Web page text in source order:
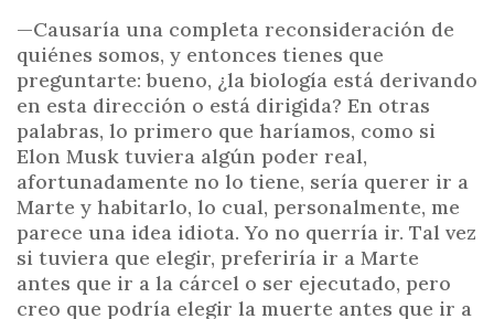
—Causaría una completa reconsideración de
quiénes somos, y entonces tienes que
preguntarte: bueno, ¿la biología está derivando
en esta dirección o está dirigida? En otras
palabras, lo primero que haríamos, como si
Elon Musk tuviera algún poder real,
afortunadamente no lo tiene, sería querer ir a
Marte y habitarlo, lo cual, personalmente, me
parece una idea idiota. Yo no querría ir. Tal vez
si tuviera que elegir, preferiría ir a Marte
antes que ir a la cárcel o ser ejecutado, pero
creo que podría elegir la muerte antes que ir a